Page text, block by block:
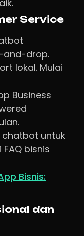
Service
and-drop.
lokal. Mulai
Business
chatbot untuk
bisnis
Bisnis:
dan